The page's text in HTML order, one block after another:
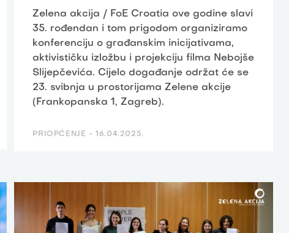
Zelena akcija / FoE Croatia ove godine slavi
35. rođendan i tom prigodom organiziramo
konferenciju o građanskim inicijativama,
aktivističku izložbu i projekciju filma Nebojše
Slijepčevića. Cijelo događanje održat će se
23. svibnja u prostorijama Zelene akcije
(Frankopanska 1, Zagreb).
PRIOPĆENJE -16.04.2025.